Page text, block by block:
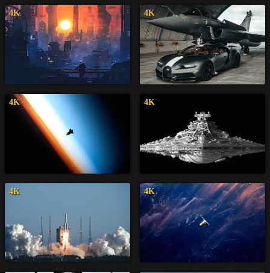
4K 4K
4K 4K
4K 4K